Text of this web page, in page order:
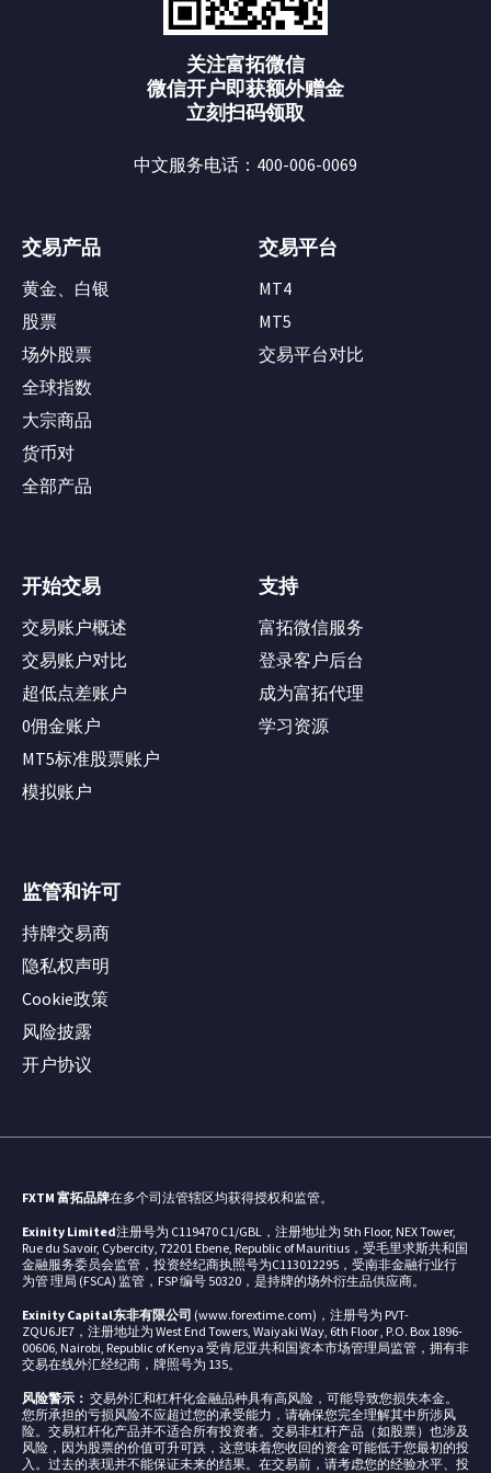
关注富拓微信
微信开户即获额外赠金
立刻扫码领取
中文服务电话：400-006-0069
交易产品
黄金、白银
股票
场外股票
全球指数
大宗商品
货币对
全部产品
交易平台
MT4
MT5
交易平台对比
监管和许可
持牌交易商
隐私权声明
Cookie政策
风险披露
开户协议
开始交易
交易账户概述
交易账户对比
超低点差账户
0佣金账户
MT5标准股票账户
模拟账户
支持
富拓微信服务
登录客户后台
成为富拓代理
学习资源
FXTM 富拓品牌在多个司法管辖区均获得授权和监管。
Exinity Limited注册号为 C119470 C1/GBL，注册地址为 5th Floor, NEX Tower,
Rue du Savoir, Cybercity, 72201 Ebene, Republic of Mauritius，受毛里求斯共和国
金融服务委员会监管，投资经纪商执照号为C113012295，受南非金融行业行
为管 理局 (FSCA) 监管，FSP 编号 50320，是持牌的场外衍生品供应商。
Exinity Capital东非有限公司 (www.forextime.com)，注册号为 PVT-
ZQU6JE7，注册地址为 West End Towers, Waiyaki Way, 6th Floor , P.O. Box 1896-
00606, Nairobi, Republic of Kenya 受肯尼亚共和国资本市场管理局监管，拥有非
交易在线外汇经纪商，牌照号为 135。
风险警示： 交易外汇和杠杆化金融品种具有高风险，可能导致您损失本金。
您所承担的亏损风险不应超过您的承受能力，请确保您完全理解其中所涉风
险。交易杠杆化产品并不适合所有投资者。交易非杠杆产品（如股票）也涉及
风险，因为股票的价值可升可跌，这意味着您收回的资金可能低于您最初的投
入。过去的表现并不能保证未来的结果。在交易前，请考虑您的经验水平、投